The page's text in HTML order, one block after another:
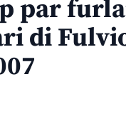
par
di